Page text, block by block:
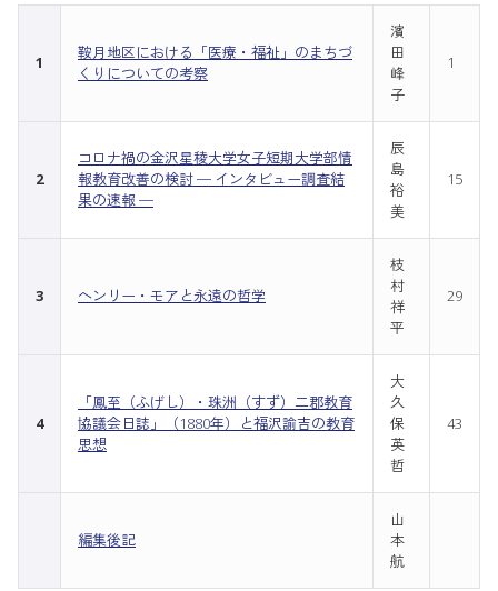
1
鞍月地区における「医療・福祉」のまちづ
くりについての考察
濱
田
峰
子
1
2
コロナ禍の金沢星稜大学女子短期大学部情
報教育改善の検討 ─ インタビュー調査結
果の速報 ─
辰
島
裕
美
15
3 ヘンリー・モアと永遠の哲学
枝
村
祥
平
29
4
「鳳至（ふげし）・珠洲（すず）二郡教育
協議会日誌」（1880年）と福沢諭吉の教育
思想
大
久
保
英
哲
43
編集後記
山
本
航